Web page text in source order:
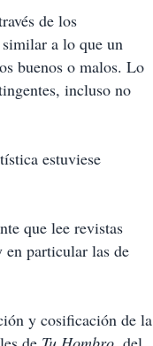
de los
a lo que un
buenos o malos. Lo
incluso no
estuviese
que lee revistas
en particular las de
y cosificación de la